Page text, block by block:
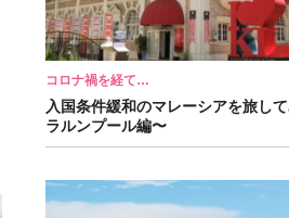
コロナ禍を経て…
入国条件緩和のマレーシアを旅し
ラルンプール編〜